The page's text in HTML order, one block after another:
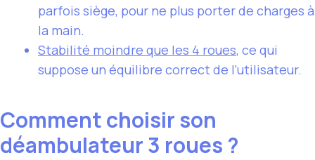
parfois siège, pour ne plus porter de charges à
la main.
Stabilité moindre que les 4 roues, ce qui
suppose un équilibre correct de l’utilisateur.
Comment choisir son
déambulateur 3 roues ?